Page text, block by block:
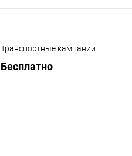
Транспортные кампании
Бесплатно